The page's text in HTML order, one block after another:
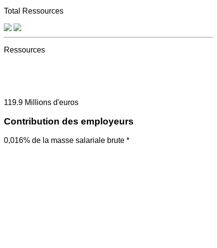
Total Ressources
Ressources
119.9 Millions d'euros
Contribution des employeurs
0,016% de la masse salariale brute *